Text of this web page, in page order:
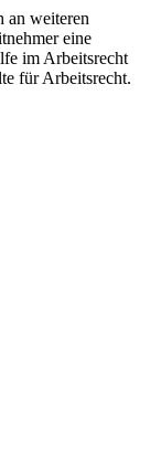
an weiteren
eine
im Arbeitsrecht
für Arbeitsrecht.